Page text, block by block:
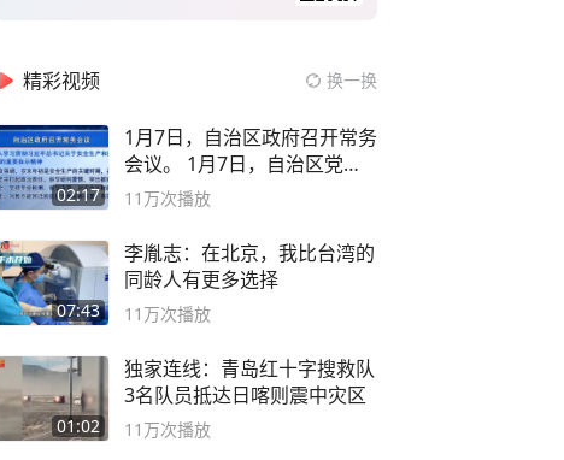
精彩视频 换一换
02:17
1月7日，自治区政府召开常务
会议。 1月7日，自治区党委
副书记
11万次播放
07:43
李胤志：在北京，我比台湾的
同龄人有更多选择
11万次播放
01:02
独家连线：青岛红十字搜救队
3名队员抵达日喀则震中灾区
11万次播放